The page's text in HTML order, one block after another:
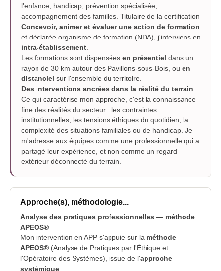
l'enfance, handicap, prévention spécialisée,
accompagnement des familles. Titulaire de la certification
Concevoir, animer et évaluer une action de formation
et déclarée organisme de formation (NDA), j'interviens en
intra-établissement
Les formations sont dispensées en présentiel dans un
rayon de 30 km autour des Pavillons-sous-Bois, ou en
distanciel sur l'ensemble du territoire.
Des interventions ancrées dans la réalité du terrain
Ce qui caractérise mon approche, c'est la connaissance
fine des réalités du secteur : les contraintes
institutionnelles, les tensions éthiques du quotidien, la
complexité des situations familiales ou de handicap. Je
m'adresse aux équipes comme une professionnelle qui a
partagé leur expérience, et non comme un regard
extérieur déconnecté du terrain.
Approche(s), méthodologie...
Analyse des pratiques professionnelles — méthode
APEOS®
Mon intervention en APP s'appuie sur la méthode
APEOS® (Analyse de Pratiques par l'Éthique et
l'Opératoire des Systèmes), issue de l'approche
systémique